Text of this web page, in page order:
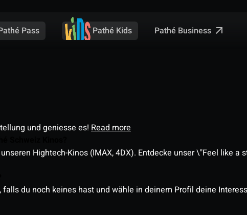
Pass Pathé Kids Pathé Business
und geniesse es! Read more
Hightech-Kinos (IMAX, 4DX). Entdecke unser \"Feel like a
du noch keines hast und wähle in deinem Profil deine